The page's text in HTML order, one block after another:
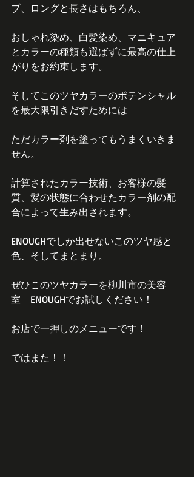
ブ、ロングと長さはもちろん、
おしゃれ染め、白髪染め、マニキュア
とカラーの種類も選ばずに最高の仕上
がりをお約束します。
そしてこのツヤカラーのポテンシャル
を最大限引きだすためには
ただカラー剤を塗ってもうまくいきま
せん。
計算されたカラー技術、お客様の髪
質、髪の状態に合わせたカラー剤の配
合によって生み出されます。
ENOUGHでしか出せないこのツヤ感と
色、そしてまとまり。
ぜひこのツヤカラーを柳川市の美容
室　ENOUGHでお試しください！
お店で一押しのメニューです！
ではまた！！